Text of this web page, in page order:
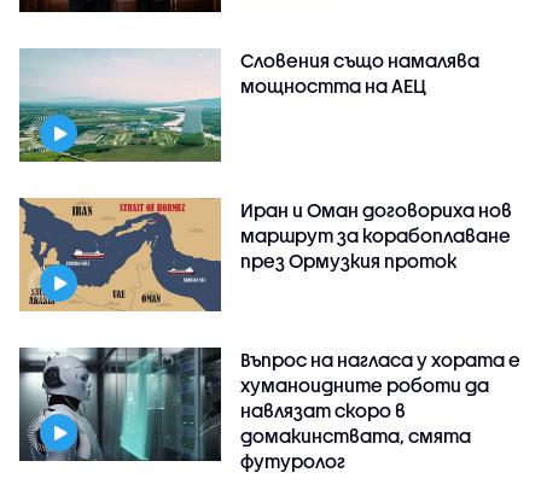
Словения също намалява
мощността на АЕЦ
Иран и Оман договориха нов
маршрут за корабоплаване
през Ормузкия проток
Въпрос на нагласа у хората е
хуманоидните роботи да
навлязат скоро в
домакинствата, смята
футуролог